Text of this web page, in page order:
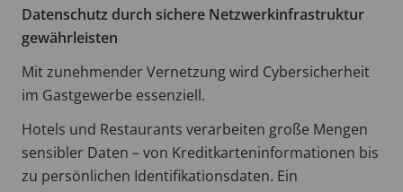
Datenschutz durch sichere Netzwerkinfrastruktur
gewährleisten
Mit zunehmender Vernetzung wird Cybersicherheit
im Gastgewerbe essenziell.
Hotels und Restaurants verarbeiten große Mengen
sensibler Daten – von Kreditkarteninformationen bis
zu persönlichen Identifikationsdaten. Ein